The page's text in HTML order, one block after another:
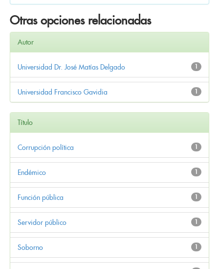
Otras opciones relacionadas
Autor
1
Universidad Dr. José Matías Delgado
1
Universidad Francisco Gavidia
Título
1
Corrupción política
1
Endémico
1
Función pública
1
Servidor público
1
Soborno